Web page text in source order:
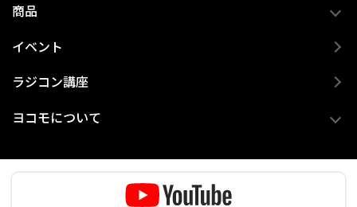
商品
イベント
ラジコン講座
ヨコモについて